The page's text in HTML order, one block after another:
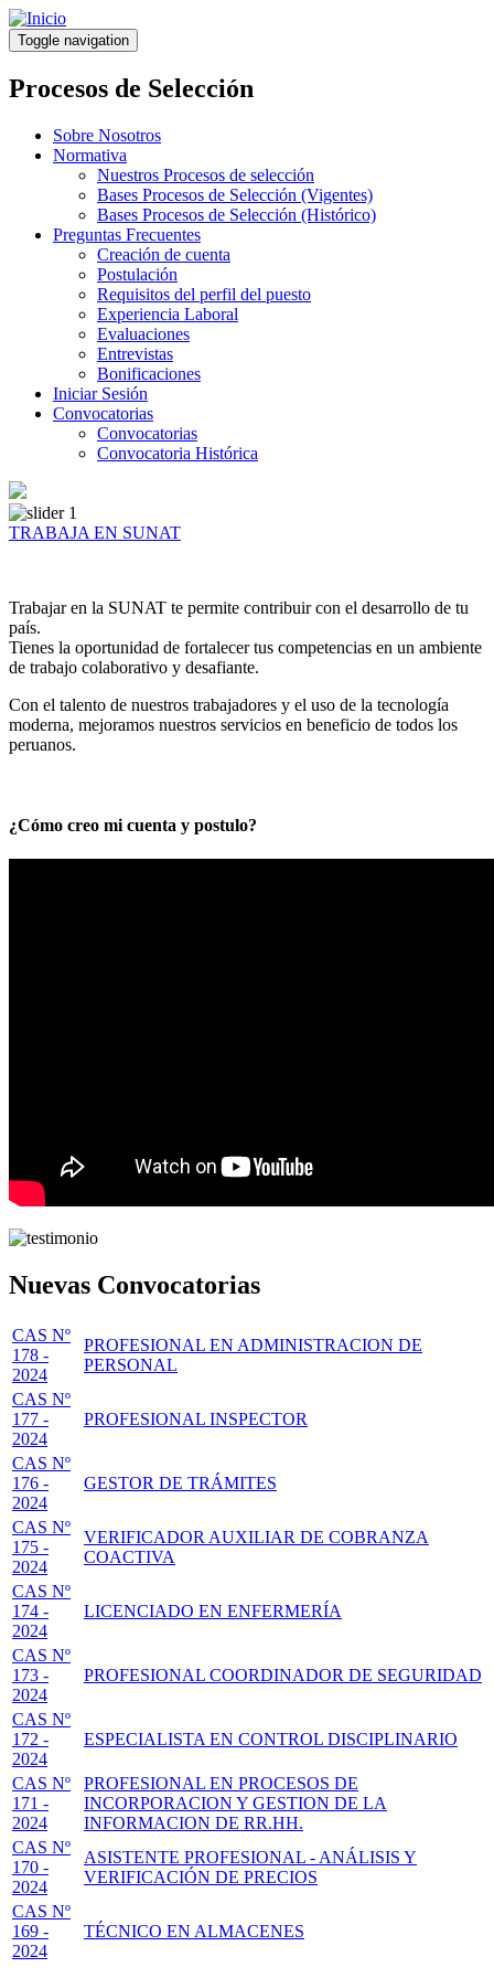
Pasar
al
contenido
principal
Toggle navigation
Procesos de Selección
Sobre Nosotros
Normativa
Nuestros Procesos de selección
Bases Procesos de Selección (Vigentes)
Bases Procesos de Selección (Histórico)
Preguntas Frecuentes
Creación de cuenta
Postulación
Requisitos del perfil del puesto
Experiencia Laboral
Evaluaciones
Entrevistas
Bonificaciones
Iniciar Sesión
Convocatorias
Convocatorias
Convocatoria Histórica
TRABAJA EN SUNAT
Trabajar en la SUNAT te permite contribuir con el desarrollo de tu
país.
Tienes la oportunidad de fortalecer tus competencias en un ambiente
de trabajo colaborativo y desafiante.
Con el talento de nuestros trabajadores y el uso de la tecnología
moderna, mejoramos nuestros servicios en beneficio de todos los
peruanos.
¿Cómo creo mi cuenta y postulo?
Nuevas Convocatorias
CAS Nº
178 -
2024
PROFESIONAL EN ADMINISTRACION DE
PERSONAL
CAS Nº
177 -
2024
PROFESIONAL INSPECTOR
CAS Nº
176 -
2024
GESTOR DE TRÁMITES
CAS Nº
175 -
2024
VERIFICADOR AUXILIAR DE COBRANZA
COACTIVA
CAS Nº
174 -
2024
LICENCIADO EN ENFERMERÍA
CAS Nº
173 -
2024
PROFESIONAL COORDINADOR DE SEGURIDAD
CAS Nº
172 -
2024
ESPECIALISTA EN CONTROL DISCIPLINARIO
CAS Nº
171 -
2024
PROFESIONAL EN PROCESOS DE
INCORPORACION Y GESTION DE LA
INFORMACION DE RR.HH.
CAS Nº
170 -
2024
ASISTENTE PROFESIONAL - ANÁLISIS Y
VERIFICACIÓN DE PRECIOS
CAS Nº
169 -
2024
TÉCNICO EN ALMACENES